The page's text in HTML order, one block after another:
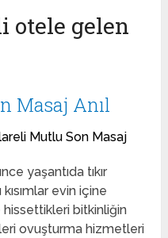
otele gelen
Masaj Anıl
Mutlu Son Masaj
yaşantıda tıkır
evin içine
bitkinliğin
ovuşturma hizmetleri